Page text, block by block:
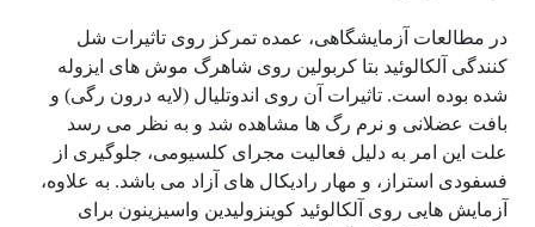
در مطالعات آزمایشگاهی، عمده تمرکز روی تاثیرات شل
کنندگی آلکالوئید بتا کربولین روی شاهرگ موش های ایزوله
شده بوده است. تاثیرات آن روی اندوتلیال (لایه درون رگی) و
بافت عضلانی و نرم رگ ها مشاهده شد و به نظر می رسد
علت این امر به دلیل فعالیت مجرای کلسیومی، جلوگیری از
فسفودی استراز، و مهار رادیکال های آزاد می باشد. به علاوه،
آزمایش هایی روی آلکالوئید کوینزولیدین واسیزینون برای